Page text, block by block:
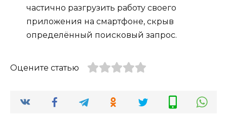
частично разгрузить работу своего
приложения на смартфоне, скрыв
определённый поисковый запрос.
Оцените статью